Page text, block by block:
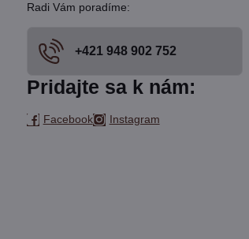
Radi Vám poradíme:
+421 948 902 752
Pridajte sa k nám:
Facebook Instagram